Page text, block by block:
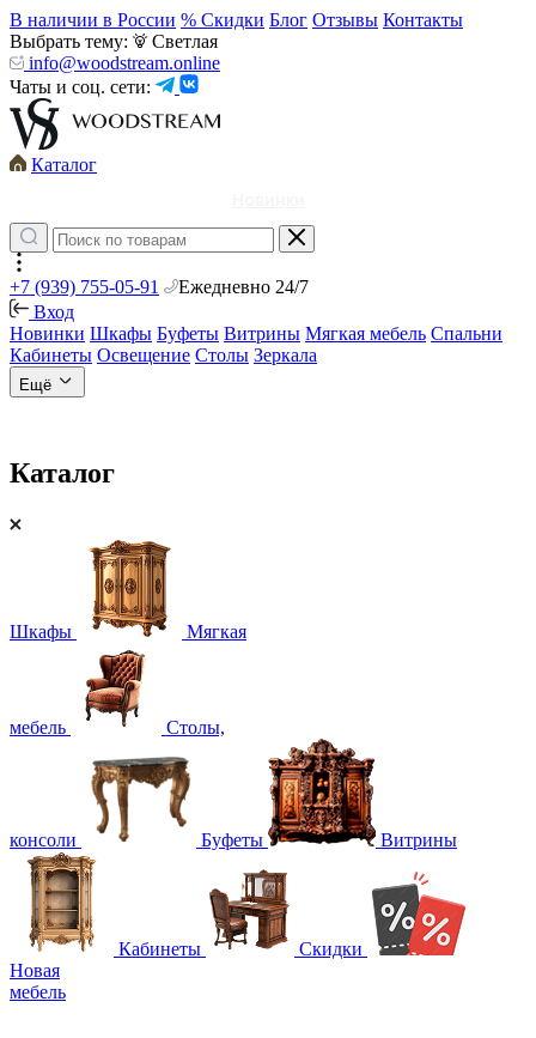
В наличии в России % Скидки Блог Отзывы Контакты
Выбрать тему:
Светлая
info@woodstream.online
Чаты и соц. сети:
Каталог
+7 (939) 755-05-91
Ежедневно 24/7
Вход
Новинки Шкафы Буфеты Витрины Мягкая мебель Спальни
Кабинеты Освещение Столы Зеркала
Ещё
Каталог
Шкафы Мягкая
мебель Столы,
консоли Буфеты Витрины
Кабинеты
Скидки
Новая
мебель